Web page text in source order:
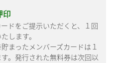
印
ドをご提示いただくと、１回
します。
まったメンバーズカードは１
。発行された無料券は次回以